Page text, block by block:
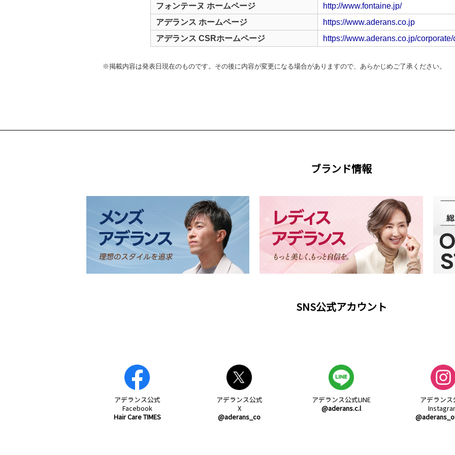
フォンテーヌ ホームページ
http://www.fontaine.jp/
アデランス ホームページ
https://www.aderans.co.jp
アデランス CSRホームページ
https://www.aderans.co.jp/corporate/
※掲載内容は発表日現在のものです。その後に内容が変更になる場合がありますので、あらかじめご了承ください。
ブランド情報
SNS公式アカウント
アデランス公式
Facebook
Hair Care TIMES
アデランス公式
X
@aderans_co
アデランス公式LINE
@aderans.c.l
アデランス